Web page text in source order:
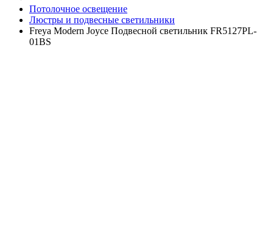
Потолочное освещение
Люстры и подвесные светильники
Freya Modern Joyce Подвесной светильник FR5127PL-
01BS